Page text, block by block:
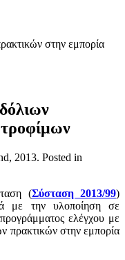
στην εμπορία
2013. Posted in
(Σύσταση 2013/99)
με την υλοποίηση σε
ελέγχου με
πρακτικών στην εμπορία